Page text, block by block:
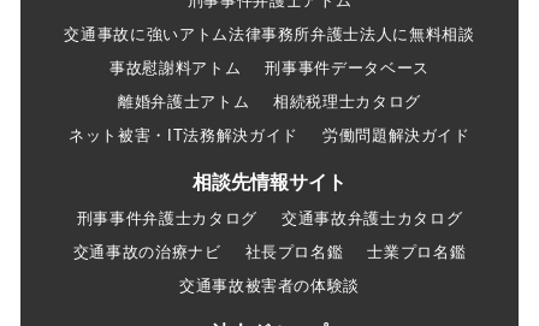
交通事故に強いアトム法律事務所弁護士法人に無料相談
事故慰謝料アトム
刑事事件データベース
離婚弁護士アトム
相続税理士カタログ
ネット被害・IT法務解決ガイド
労働問題解決ガイド
相談先情報サイト
刑事事件弁護士カタログ
交通事故弁護士カタログ
交通事故の治療ナビ
社長プロ名鑑
士業プロ名鑑
交通事故被害者の体験談